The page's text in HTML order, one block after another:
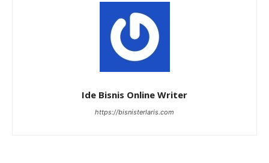
Ide Bisnis Online Writer
https://bisnisterlaris.com